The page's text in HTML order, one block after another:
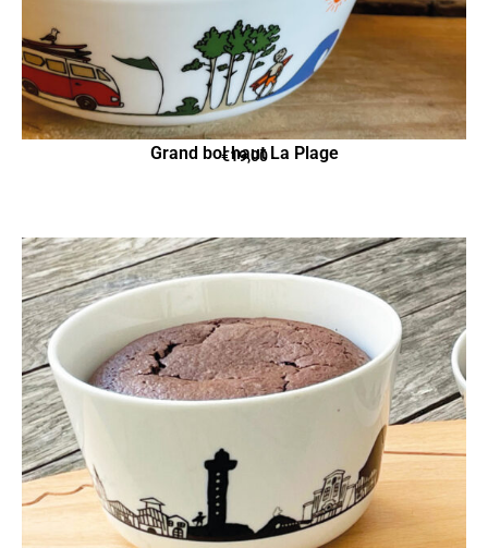
Grand bol haut La Plage
€19,00